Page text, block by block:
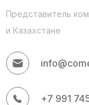
Представитель
и Казахстане
+7 991